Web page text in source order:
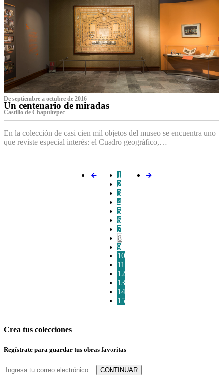
De septiembre a octubre de 2016
Un centenario de miradas
Castillo de Chapultepec
En la colección de casi cien mil objetos del museo se encuentra uno
que reviste especial interés: el Cuadro geográfico,…
1
2
3
4
5
6
7
8
9
10
11
12
13
14
15
Crea tus colecciones
Regístrate para guardar tus obras favoritas
CONTINUAR